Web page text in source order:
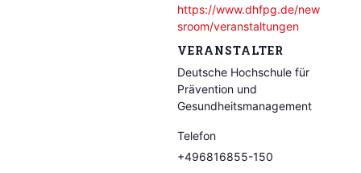
https://www.dhfpg.de/new
sroom/veranstaltungen
VERANSTALTER
Deutsche Hochschule für
Prävention und
Gesundheitsmanagement
Telefon
+496816855-150